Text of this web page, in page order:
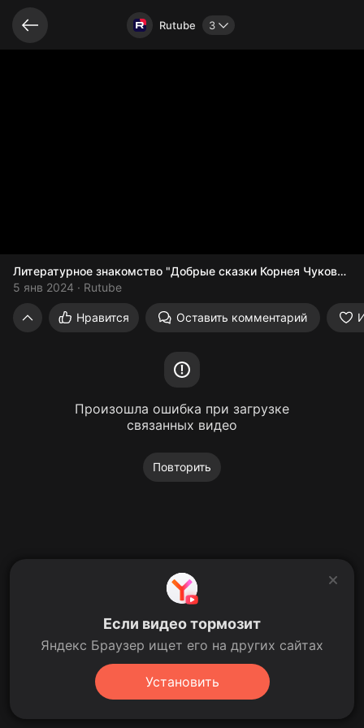
Видео открыто Rutube 3
Литературное знакомство "Добрые сказки Корнея
5 янв 2024 Rutube
Нравится Оставить комментарий
Произошла ошибка при загрузке
связанных видео
Повторить
Если видео тормозит
Яндекс Браузер ищет его на других сайтах
Установить